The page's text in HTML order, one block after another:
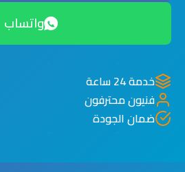
واتساب
خدمة 24 ساعة
فنيون محترفون
ضمان الجودة